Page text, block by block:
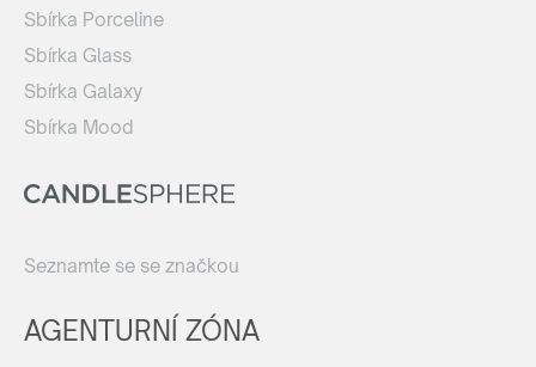
Sbírka Porceline
Sbírka Glass
Sbírka Galaxy
Sbírka Mood
Seznamte se se značkou
AGENTURNÍ ZÓNA